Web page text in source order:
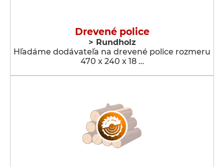
Drevené police
> Rundholz
Hľadáme dodávateľa na drevené police rozmeru
470 x 240 x 18 …